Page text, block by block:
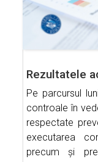
Rezultatele
Pe parcursul
controale în
respectate
executarea
precum și